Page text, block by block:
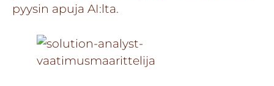
pyysin apuja AI:lta.